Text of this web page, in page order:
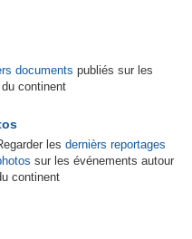
documents publiés sur les
continent
les dernièrs reportages
sur les événements autour
continent